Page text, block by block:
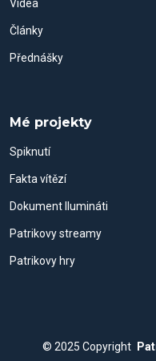
Videa
Články
Přednášky
Mé projekty
Spiknutí
Fakta vítězí
Dokument Ilumináti
Patrikovy streamy
Patrikovy hry
© 2025 Copyright